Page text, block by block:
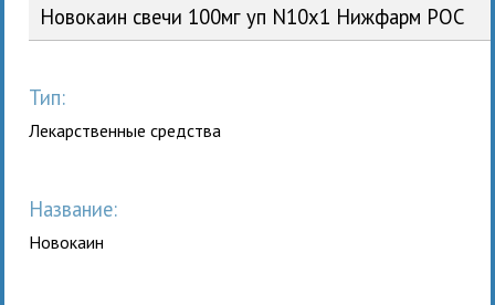
Новокаин свечи 100мг уп N10x1 Нижфарм РОС
Тип:
Лекарственные средства
Название:
Новокаин